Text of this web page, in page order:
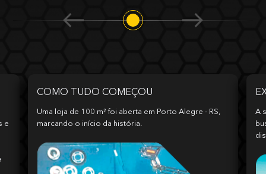
e
COMO TUDO COMEÇOU
Uma loja de 100 m² foi aberta em Porto Alegre - RS,
marcando o início da história.
A